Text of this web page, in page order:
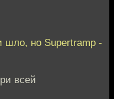
шло, но Supertramp -
всей